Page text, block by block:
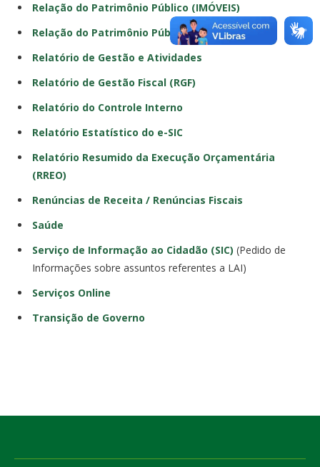
Relação do Patrimônio Público (IMÓVEIS)
Relação do Patrimônio Público (MÓVEIS)
Relatório de Gestão e Atividades
Relatório de Gestão Fiscal (RGF)
Relatório do Controle Interno
Relatório Estatístico do e-SIC
Relatório Resumido da Execução Orçamentária
(RREO)
Renúncias de Receita / Renúncias Fiscais
Saúde
Serviço de Informação ao Cidadão (SIC) (Pedido de
Informações sobre assuntos referentes a LAI)
Serviços Online
Transição de Governo